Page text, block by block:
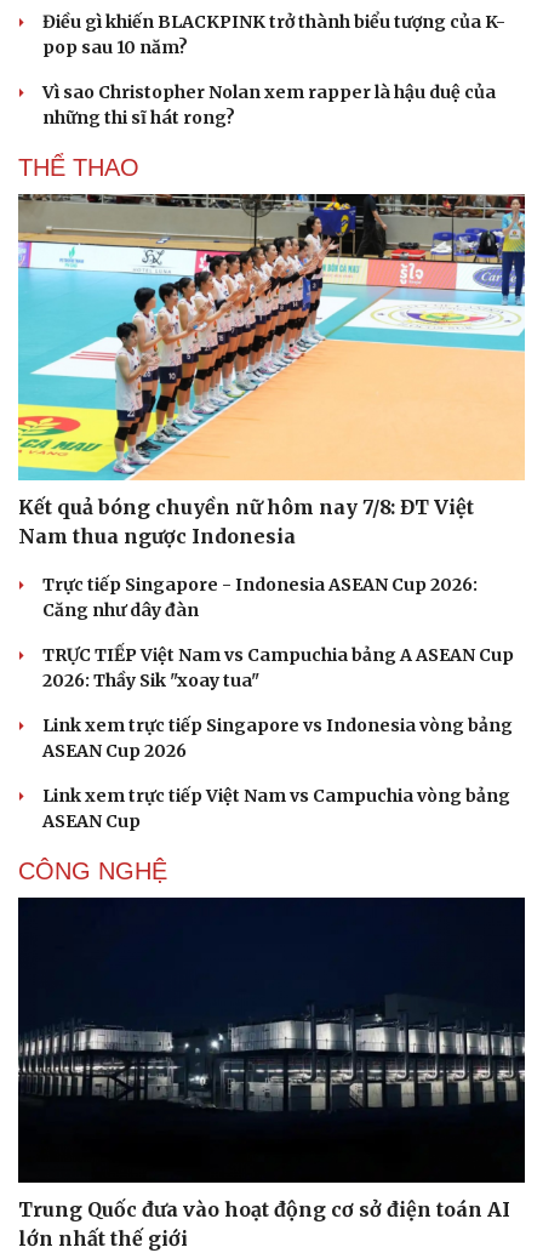
Điều gì khiến BLACKPINK trở thành biểu tượng của K-
pop sau 10 năm?
Vì sao Christopher Nolan xem rapper là hậu duệ của
những thi sĩ hát rong?
THỂ THAO
Kết quả bóng chuyền nữ hôm nay 7/8: ĐT Việt
Nam thua ngược Indonesia
Trực tiếp Singapore - Indonesia ASEAN Cup 2026:
Căng như dây đàn
TRỰC TIẾP Việt Nam vs Campuchia bảng A ASEAN Cup
2026: Thầy Sik "xoay tua"
Link xem trực tiếp Singapore vs Indonesia vòng bảng
ASEAN Cup 2026
Link xem trực tiếp Việt Nam vs Campuchia vòng bảng
ASEAN Cup
CÔNG NGHỆ
Trung Quốc đưa vào hoạt động cơ sở điện toán AI
lớn nhất thế giới